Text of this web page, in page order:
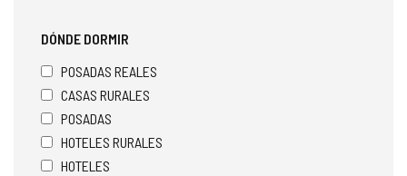
DÓNDE DORMIR
POSADAS REALES
CASAS RURALES
POSADAS
HOTELES RURALES
HOTELES